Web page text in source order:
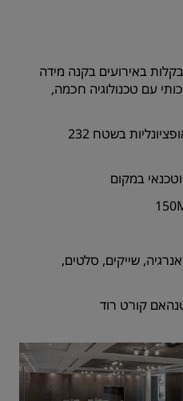
באירועים בקנה מידה
עם טכנולוגיה חכמה,
בשטח 232
שייקים, סלטים,
קורט רוד